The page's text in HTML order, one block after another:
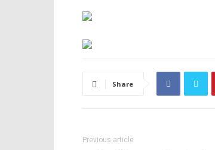
Share
Previous article